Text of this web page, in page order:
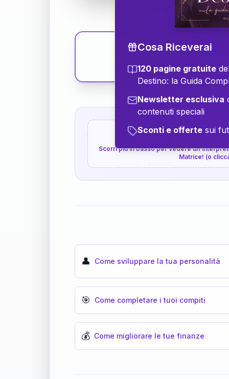
👇 P.S. Interpretazione
Scorri più in basso per vedere
Matrice! (o
👤 Come sviluppare la tua personalità
🎯 Come completare i tuoi compiti
💰 Come migliorare le tue finanze
Cosa Riceverai
120 pagine gratuite
Destino: la Guida
Newsletter esclusiva
contenuti speciali
Sconti e offerte sui